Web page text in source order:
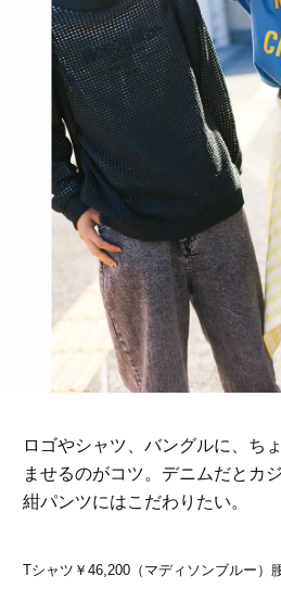
ロゴやシャツ、バングルに、ち
ませるのがコツ。デニムだとカ
紺パンツにはこだわりたい。
Tシャツ￥46,200（マディソンブルー）